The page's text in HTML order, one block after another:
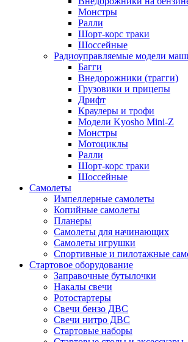
Монстры
Ралли
Шорт-корс траки
Шоссейные
Радиоуправляемые модели
Багги
Внедорожники (трагги)
Грузовики и прицепы
Дрифт
Краулеры и трофи
Модели Kyosho Mini-Z
Монстры
Мотоциклы
Ралли
Шорт-корс траки
Шоссейные
Самолеты
Импеллерные самолеты
Копийные самолеты
Планеры
Самолеты для начинающих
Самолеты игрушки
Спортивные и пилотажные
Стартовое оборудование
Заправочные бутылочки
Накалы свечи
Ротостартеры
Свечи бензо ДВС
Свечи нитро ДВС
Стартовые наборы